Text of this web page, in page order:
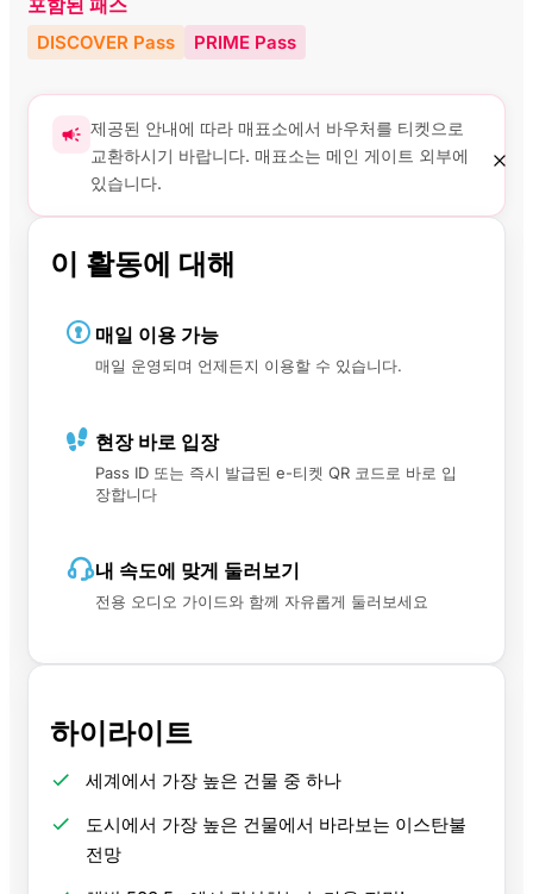
포함된 패스
DISCOVER Pass PRIME Pass
제공된 안내에 따라 매표소에서 바우처를 티켓으로
교환하시기 바랍니다. 매표소는 메인 게이트 외부에
있습니다.
이 활동에 대해
매일 이용 가능
매일 운영되며 언제든지 이용할 수 있습니다.
현장 바로 입장
Pass ID 또는 즉시 발급된 e-티켓 QR 코드로 바로 입
장합니다
내 속도에 맞게 둘러보기
전용 오디오 가이드와 함께 자유롭게 둘러보세요
하이라이트
세계에서 가장 높은 건물 중 하나
도시에서 가장 높은 건물에서 바라보는 이스탄불
전망